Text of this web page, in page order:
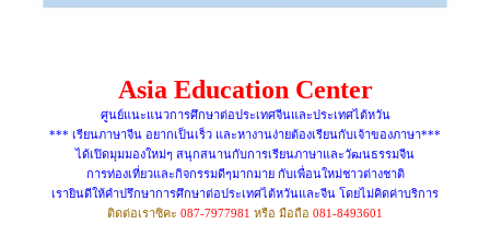
Asia Education Center
ศูนย์แนะแนวการศึกษาต่อประเทศจีนและประเทศไต้หวัน
*** เรียนภาษาจีน อยากเป็นเร็ว และหางานง่ายต้องเรียนกับเจ้าของภาษา***
ได้เปิดมุมมองใหม่ๆ สนุกสนานกับการเรียนภาษาและวัฒนธรรมจีน
การท่องเที่ยวและกิจกรรมดีๆมากมาย กับเพื่อนใหม่ชาวต่างชาติ
เรายินดีให้คำปรึกษาการศึกษาต่อประเทศไต้หวันและจีน โดยไม่คิดค่าบริการ
ติดต่อเราซิคะ 087-7977981 หรือ มือถือ 081-8493601